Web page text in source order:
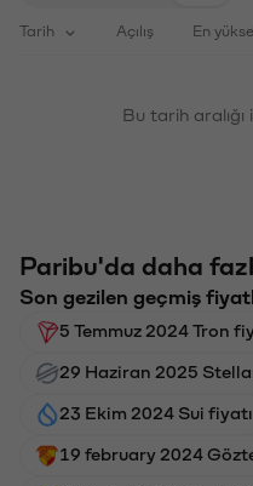
Tarih Açılış En
Bu tarih
Paribu'da daha
Son gezilen geçmiş
5 Temmuz 2024 Tron
29 Haziran 2025
23 Ekim 2024 Sui fiyatı
19 february 2024